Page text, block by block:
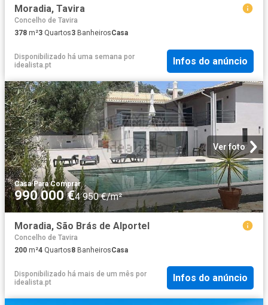
Moradia, Tavira
Concelho de Tavira
378 m²3 Quartos3 BanheirosCasa
Disponibilizado há uma semana por
idealista.pt
Infos do anúncio
Ver foto
Casa·Para Comprar
990 000 €4 950 €/m²
Moradia, São Brás de Alportel
Concelho de Tavira
200 m²4 Quartos8 BanheirosCasa
Disponibilizado há mais de um mês por
idealista.pt
Infos do anúncio